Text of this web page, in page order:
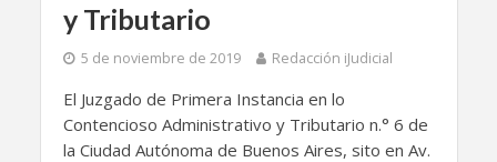
y Tributario
5 de noviembre de 2019 Redacción iJudicial
El Juzgado de Primera Instancia en lo
Contencioso Administrativo y Tributario n.° 6 de
la Ciudad Autónoma de Buenos Aires, sito en Av.